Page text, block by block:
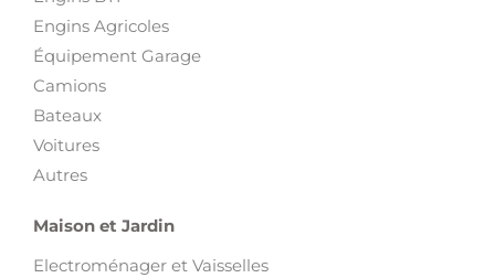
Engins Agricoles
Équipement Garage
Camions
Bateaux
Voitures
Autres
Maison et Jardin
Electroménager et Vaisselles